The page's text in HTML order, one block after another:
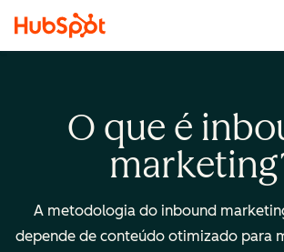
O que é
A metodologia do inbound
depende de conteúdo otimizado para